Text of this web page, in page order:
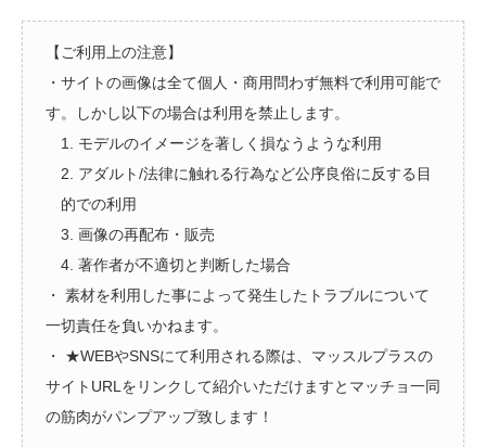
【ご利用上の注意】
・サイトの画像は全て個人・商用問わず無料で利用可能で
す。しかし以下の場合は利用を禁止します。
1. モデルのイメージを著しく損なうような利用
2. アダルト/法律に触れる行為など公序良俗に反する目
的での利用
3. 画像の再配布・販売
4. 著作者が不適切と判断した場合
・ 素材を利用した事によって発生したトラブルについて
一切責任を負いかねます。
・ ★WEBやSNSにて利用される際は、マッスルプラスの
サイトURLをリンクして紹介いただけますとマッチョ一同
の筋肉がパンプアップ致します！